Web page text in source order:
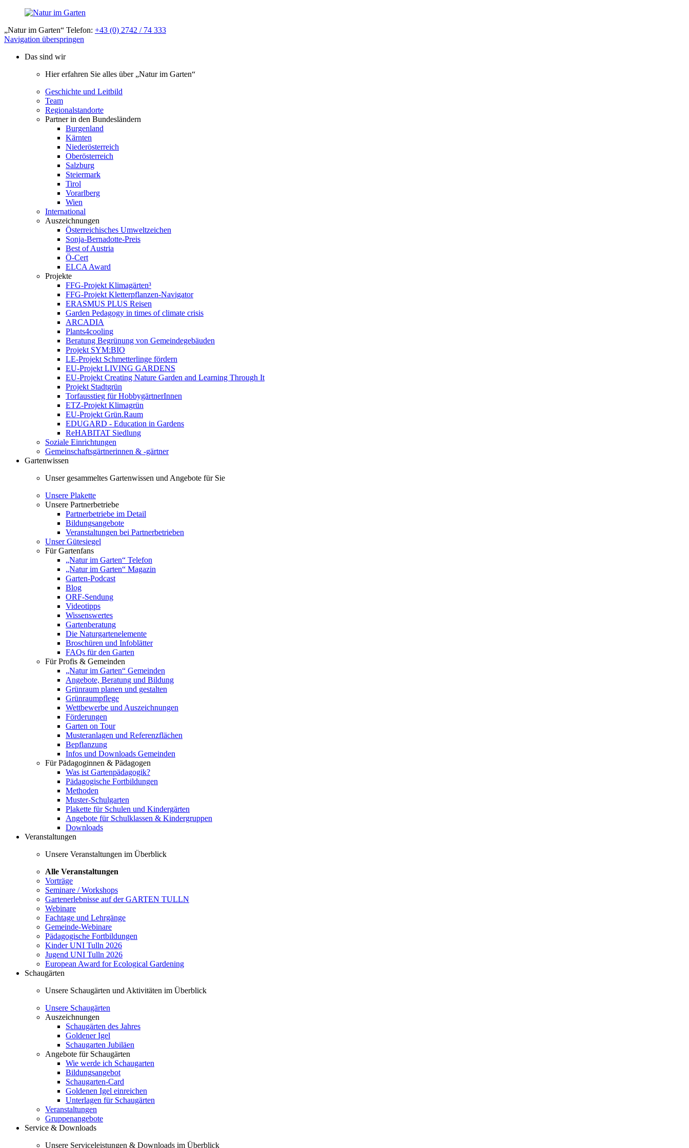
„Natur im Garten“ Telefon: +43 (0) 2742 / 74 333
Navigation überspringen
Das sind wir
Hier erfahren Sie alles über „Natur im Garten“
Geschichte und Leitbild
Team
Regionalstandorte
Partner in den Bundesländern
Burgenland
Kärnten
Niederösterreich
Oberösterreich
Salzburg
Steiermark
Tirol
Vorarlberg
Wien
International
Auszeichnungen
Österreichisches Umweltzeichen
Sonja-Bernadotte-Preis
Best of Austria
Ö-Cert
ELCA Award
Projekte
FFG-Projekt Klimagärten³
FFG-Projekt Kletterpflanzen-Navigator
ERASMUS PLUS Reisen
Garden Pedagogy in times of climate crisis
ARCADIA
Plants4cooling
Beratung Begrünung von Gemeindegebäuden
Projekt SYM:BIO
LE-Projekt Schmetterlinge fördern
EU-Projekt LIVING GARDENS
EU-Projekt Creating Nature Garden and Learning Through It
Projekt Stadtgrün
Torfausstieg für HobbygärtnerInnen
ETZ-Projekt Klimagrün
EU-Projekt Grün.Raum
EDUGARD - Education in Gardens
ReHABITAT Siedlung
Soziale Einrichtungen
Gemeinschaftsgärtnerinnen & -gärtner
Gartenwissen
Unser gesammeltes Gartenwissen und Angebote für Sie
Unsere Plakette
Unsere Partnerbetriebe
Partnerbetriebe im Detail
Bildungsangebote
Veranstaltungen bei Partnerbetrieben
Unser Gütesiegel
Für Gartenfans
„Natur im Garten“ Telefon
„Natur im Garten“ Magazin
Garten-Podcast
Blog
ORF-Sendung
Videotipps
Wissenswertes
Gartenberatung
Die Naturgartenelemente
Broschüren und Infoblätter
FAQs für den Garten
Für Profis & Gemeinden
„Natur im Garten“ Gemeinden
Angebote, Beratung und Bildung
Grünraum planen und gestalten
Grünraumpflege
Wettbewerbe und Auszeichnungen
Förderungen
Garten on Tour
Musteranlagen und Referenzflächen
Bepflanzung
Infos und Downloads Gemeinden
Für Pädagoginnen & Pädagogen
Was ist Gartenpädagogik?
Pädagogische Fortbildungen
Methoden
Muster-Schulgarten
Plakette für Schulen und Kindergärten
Angebote für Schulklassen & Kindergruppen
Downloads
Veranstaltungen
Unsere Veranstaltungen im Überblick
Alle Veranstaltungen
Vorträge
Seminare / Workshops
Gartenerlebnisse auf der GARTEN TULLN
Webinare
Fachtage und Lehrgänge
Gemeinde-Webinare
Pädagogische Fortbildungen
Kinder UNI Tulln 2026
Jugend UNI Tulln 2026
European Award for Ecological Gardening
Schaugärten
Unsere Schaugärten und Aktivitäten im Überblick
Unsere Schaugärten
Auszeichnungen
Schaugärten des Jahres
Goldener Igel
Schaugarten Jubiläen
Angebote für Schaugärten
Wie werde ich Schaugarten
Bildungsangebot
Schaugarten-Card
Goldenen Igel einreichen
Unterlagen für Schaugärten
Veranstaltungen
Gruppenangebote
Service & Downloads
Unsere Serviceleistungen & Downloads im Überblick